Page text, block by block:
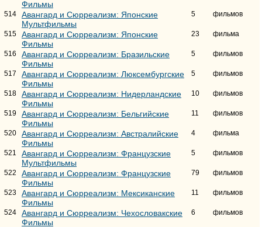
Фильмы
514
Авангард и Сюрреализм: Японские
Мультфильмы
5 фильмов
515
Авангард и Сюрреализм: Японские
Фильмы
23 фильма
516
Авангард и Сюрреализм: Бразильские
Фильмы
5 фильмов
517
Авангард и Сюрреализм: Люксембургские
Фильмы
5 фильмов
518
Авангард и Сюрреализм: Нидерландские
Фильмы
10 фильмов
519
Авангард и Сюрреализм: Бельгийские
Фильмы
11 фильмов
520
Авангард и Сюрреализм: Австралийские
Фильмы
4 фильма
521
Авангард и Сюрреализм: Французские
Мультфильмы
5 фильмов
522
Авангард и Сюрреализм: Французские
Фильмы
79 фильмов
523
Авангард и Сюрреализм: Мексиканские
Фильмы
11 фильмов
524
Авангард и Сюрреализм: Чехословакские
Фильмы
6 фильмов